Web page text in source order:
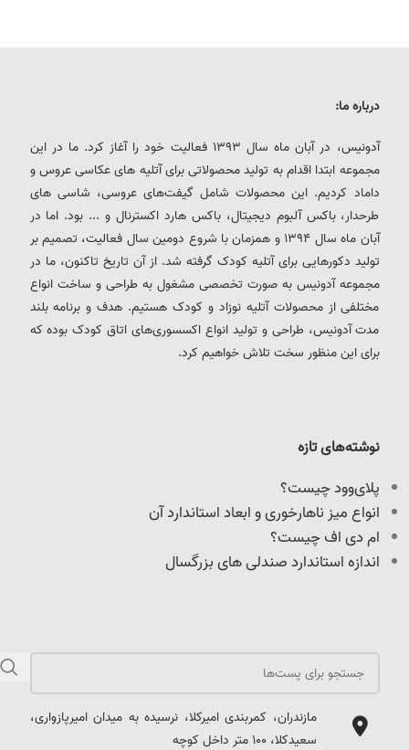
مازندران، کمربندی امیرکلا، نرسیده به میدان امیرپازواری،
سعیدکلا، 100 متر داخل کوچه
نوشته‌های تازه
پلای‌وود چیست؟
انواع میز ناهارخوری و ابعاد استاندارد آن
ام دی اف چیست؟
اندازه استاندارد صندلی های بزرگسال
درباره ما:
آدونیس، در آبان ماه سال 1393 فعالیت خود را آغاز کرد. ما در این
مجموعه ابتدا اقدام به تولید محصولاتی برای آتلیه های عکاسی عروس و
داماد کردیم. این محصولات شامل گیفت‌های عروسی، شاسی های
طرحدار، باکس آلبوم دیجیتال، باکس هارد اکسترنال و ... بود. اما در
آبان ماه سال 1394 و همزمان با شروع دومین سال فعالیت، تصمیم بر
تولید دکورهایی برای آتلیه کودک گرفته شد. از آن تاریخ تاکنون، ما در
مجموعه آدونیس به صورت تخصصی مشغول به طراحی و ساخت انواع
مختلفی از محصولات آتلیه نوزاد و کودک هستیم. هدف و برنامه بلند
مدت آدونیس، طراحی و تولید انواع اکسسوری‌های اتاق کودک بوده که
برای این منظور سخت تلاش خواهیم کرد.